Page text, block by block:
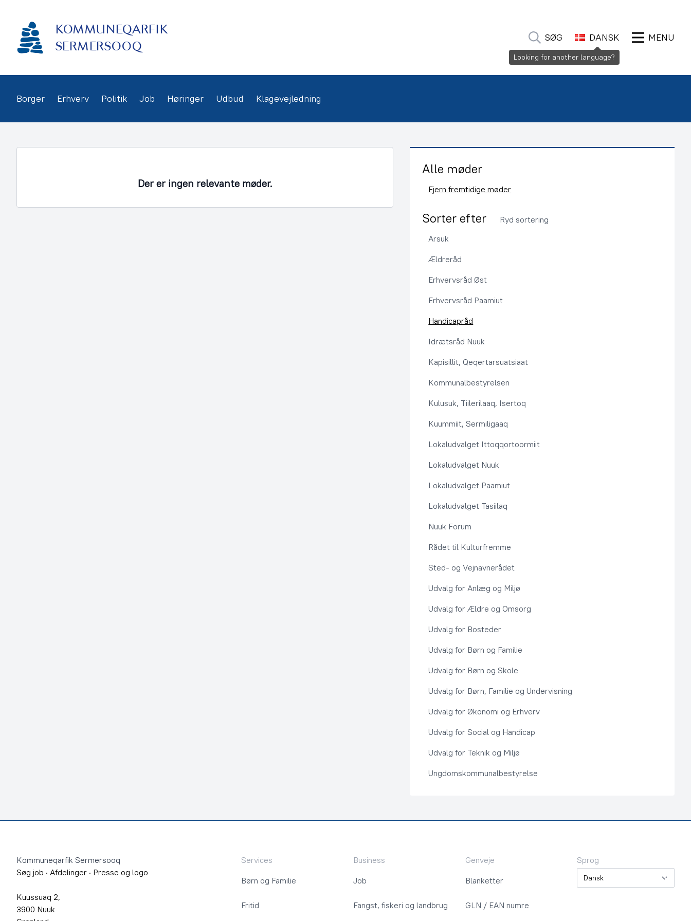
indhold
KOMMUNEQARFIK
SERMERSOOQ
SØG DANSK MENU
Borger Erhverv Politik Job Høringer Udbud Klagevejledning
Der er ingen relevante møder.
Alle møder
Fjern fremtidige møder
Sorter efter
Ryd sortering
Arsuk
Ældreråd
Erhvervsråd Øst
Erhvervsråd Paamiut
Handicapråd
Idrætsråd Nuuk
Kapisillit, Qeqertarsuatsiaat
Kommunalbestyrelsen
Kulusuk, Tiilerilaaq, Isertoq
Kuummiit, Sermiligaaq
Lokaludvalget Ittoqqortoormiit
Lokaludvalget Nuuk
Lokaludvalget Paamiut
Lokaludvalget Tasiilaq
Nuuk Forum
Rådet til Kulturfremme
Sted- og Vejnavnerådet
Udvalg for Anlæg og Miljø
Udvalg for Ældre og Omsorg
Udvalg for Bosteder
Udvalg for Børn og Familie
Udvalg for Børn og Skole
Udvalg for Børn, Familie og Undervisning
Udvalg for Økonomi og Erhverv
Udvalg for Social og Handicap
Udvalg for Teknik og Miljø
Ungdomskommunalbestyrelse
Kommuneqarfik Sermersooq
Søg job · Afdelinger · Presse og logo
Kuussuaq 2,
3900 Nuuk
Services
Børn og Familie
Fritid
Business
Job
Fangst, fiskeri og landbrug
Genveje
Blanketter
GLN / EAN numre
Sprog
Sprog
Looking for another language?